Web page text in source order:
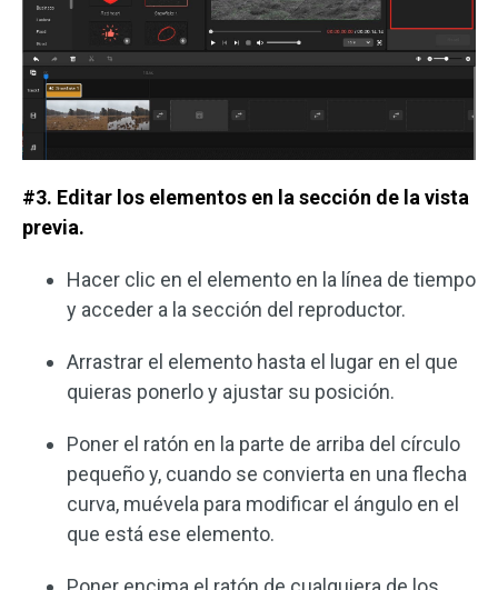
#3. Editar los elementos en la sección de la vista
previa.
Hacer clic en el elemento en la línea de tiempo
y acceder a la sección del reproductor.
Arrastrar el elemento hasta el lugar en el que
quieras ponerlo y ajustar su posición.
Poner el ratón en la parte de arriba del círculo
pequeño y, cuando se convierta en una flecha
curva, muévela para modificar el ángulo en el
que está ese elemento.